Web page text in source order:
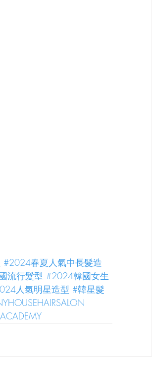
#2024春夏人氣中長髮造
流行髮型 #2024韓國女生
人氣明星造型 #韓星髮